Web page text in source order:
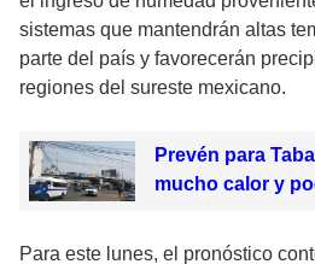
sistemas que mantendrán altas
parte del país y favorecerán
regiones del sureste mexicano.
Prevén para
mucho calor y
Para este lunes, el pronóstico